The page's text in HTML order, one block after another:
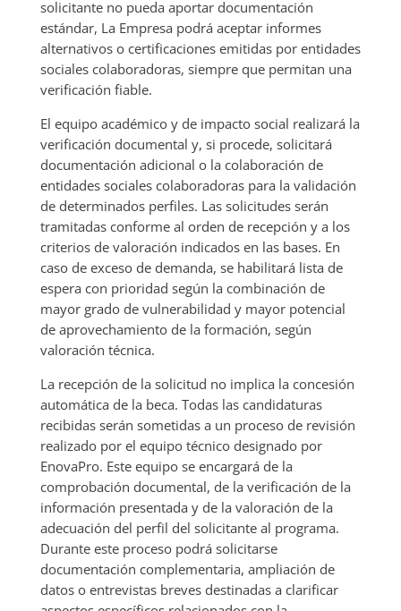
solicitante no pueda aportar documentación
estándar, La Empresa podrá aceptar informes
alternativos o certificaciones emitidas por entidades
sociales colaboradoras, siempre que permitan una
verificación fiable.
El equipo académico y de impacto social realizará la
verificación documental y, si procede, solicitará
documentación adicional o la colaboración de
entidades sociales colaboradoras para la validación
de determinados perfiles. Las solicitudes serán
tramitadas conforme al orden de recepción y a los
criterios de valoración indicados en las bases. En
caso de exceso de demanda, se habilitará lista de
espera con prioridad según la combinación de
mayor grado de vulnerabilidad y mayor potencial
de aprovechamiento de la formación, según
valoración técnica.
La recepción de la solicitud no implica la concesión
automática de la beca. Todas las candidaturas
recibidas serán sometidas a un proceso de revisión
realizado por el equipo técnico designado por
EnovaPro. Este equipo se encargará de la
comprobación documental, de la verificación de la
información presentada y de la valoración de la
adecuación del perfil del solicitante al programa.
Durante este proceso podrá solicitarse
documentación complementaria, ampliación de
datos o entrevistas breves destinadas a clarificar